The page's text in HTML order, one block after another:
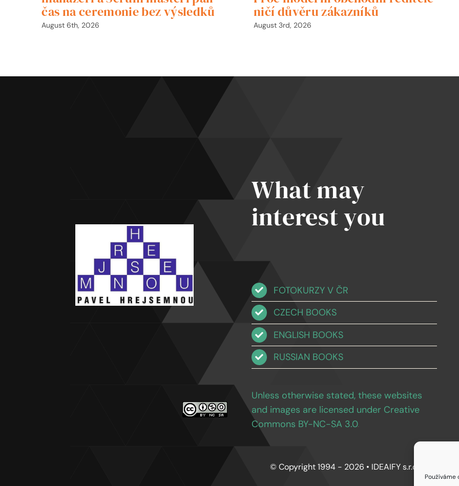
Používáme
čas na ceremonie bez výsledků
August 6th, 2026
ničí důvěru zákazníků
August 3rd, 2026
What may
interest you
FOTOKURZY V ČR
CZECH BOOKS
ENGLISH BOOKS
RUSSIAN BOOKS
Unless otherwise stated, these websites
and images are licensed under Creative
Commons BY-NC-SA 3.0.
© Copyright 1994 - 2026 • IDEAIFY s.r.o.